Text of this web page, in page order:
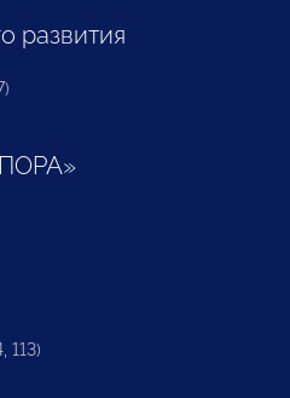
развития
113)